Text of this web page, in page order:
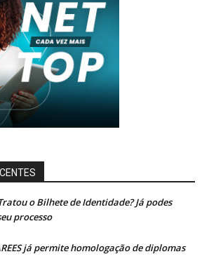
o Bilhete de Identidade? Já podes
processo
já permite homologação de diplomas